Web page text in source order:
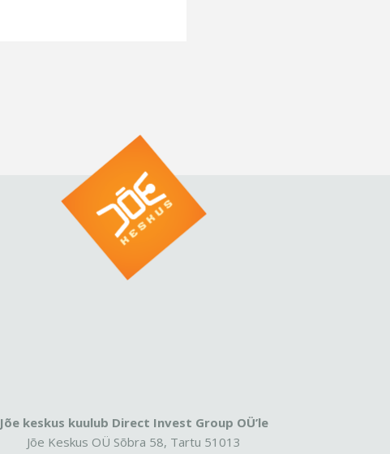
Jõe keskus kuulub Direct Invest Group OÜ’le
Jõe Keskus OÜ Sõbra 58, Tartu 51013